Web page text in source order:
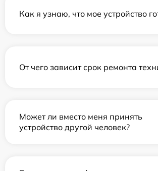
Как я узнаю, что мое устройство
От чего зависит срок ремонта
Может ли вместо меня принять
устройство другой человек?